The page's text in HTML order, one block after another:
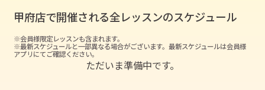
甲府店で開催される全レッスンのスケジュール
※会員様限定レッスンも含まれます。
※最新スケジュールと一部異なる場合がございます。最新スケジュールは会員様
アプリにてご確認ください。
ただいま準備中です。